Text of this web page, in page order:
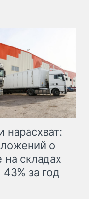
нарасхват:
о
на складах
за год